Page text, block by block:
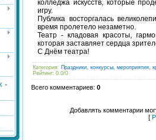
-
колледжа искусств, которые
игру.
Публика восторгалась
время пролетело незаметно.
Театр - кладовая красоты,
которая заставляет сердца
С Днём театра!
Категория: Праздники, конкурсы, мероприятия,
Рейтинг: 0.0/0
Всего комментариев: 0
Добавлять комментарии
[